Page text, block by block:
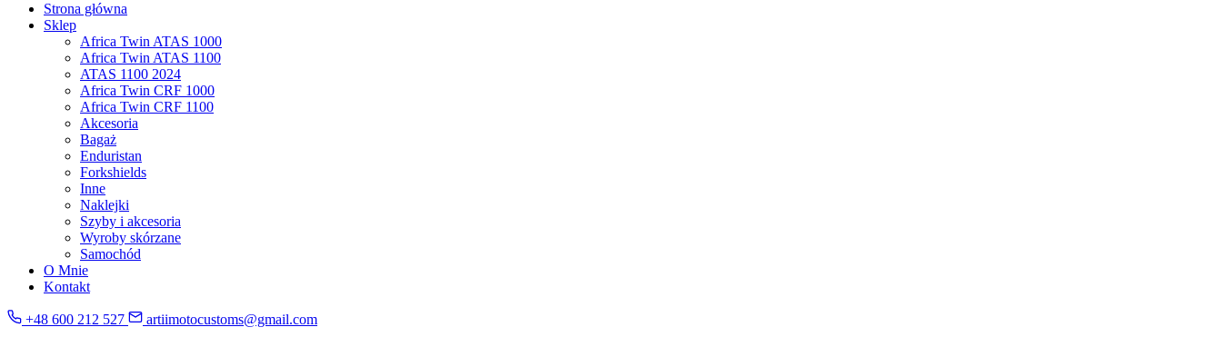
Strona główna
Sklep
Africa Twin ATAS 1000
Africa Twin ATAS 1100
ATAS 1100 2024
Africa Twin CRF 1000
Africa Twin CRF 1100
Akcesoria
Bagaż
Enduristan
Forkshields
Inne
Naklejki
Szyby i akcesoria
Wyroby skórzane
Samochód
O Mnie
Kontakt
+48 600 212 527 artiimotocustoms@gmail.com